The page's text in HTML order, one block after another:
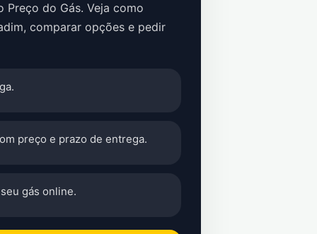
do Gás. Veja como
, comparar opções e pedir
preço e prazo de entrega.
gás online.